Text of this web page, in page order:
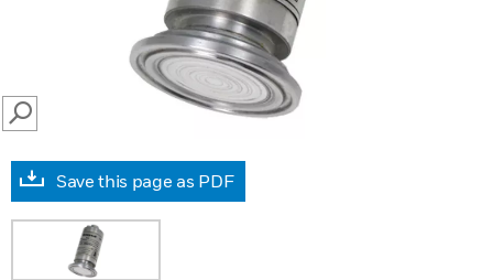
SEARCH
Save this page as PDF